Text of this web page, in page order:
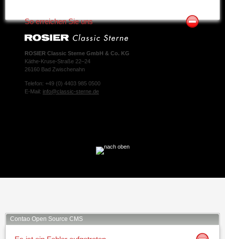
So erreichen Sie uns
ROSIER Classic Sterne GmbH & Co. KG
Käthe-Kruse-Straße 22–24
26160 Bad Zwischenahn
Telefon: +49 (0) 4403 985 0500
E-Mail: info@classic-sterne.de
Contao Open Source CMS